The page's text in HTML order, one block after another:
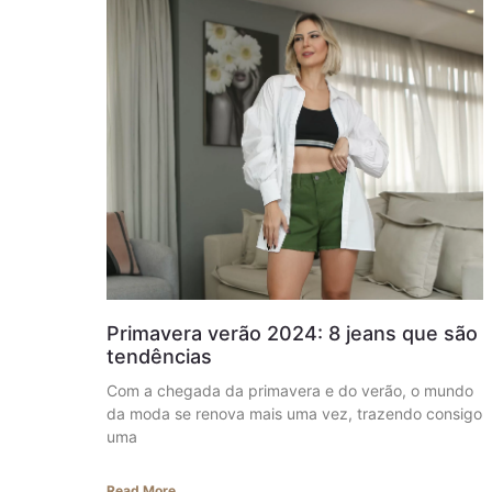
Primavera verão 2024: 8 jeans que são
tendências
Com a chegada da primavera e do verão, o mundo
da moda se renova mais uma vez, trazendo consigo
uma